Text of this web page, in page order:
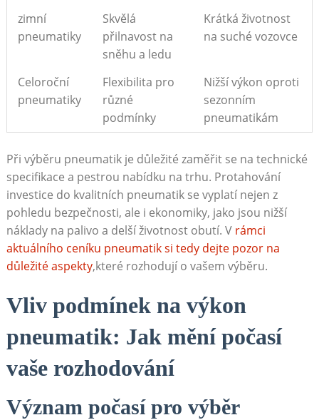
zimní
pneumatiky
Skvělá
přilnavost⁢ na
sněhu a ledu
Krátká životnost
na suché⁤ vozovce
Celoroční
pneumatiky
Flexibilita pro
různé
podmínky
Nižší výkon oproti
sezonním
pneumatikám
Při výběru pneumatik je důležité zaměřit se na ⁤technické
specifikace a pestrou nabídku⁤ na trhu. ⁢Protahování
investice do kvalitních pneumatik se vyplatí nejen ⁣z
pohledu bezpečnosti, ​ale i ekonomiky, ⁤jako ⁢jsou nižší
⁣náklady na‌ palivo a delší životnost obutí. V ​ rámci
aktuálního ceníku⁣ pneumatik si tedy dejte pozor ⁤na
důležité aspekty,které rozhodují ⁢o vašem výběru.
Vliv ⁣podmínek na​ výkon
pneumatik: ​Jak mění počasí
⁣vaše rozhodování
Význam ​počasí⁢ pro‍ výběr